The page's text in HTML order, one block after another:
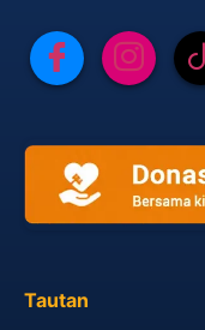
Tautan